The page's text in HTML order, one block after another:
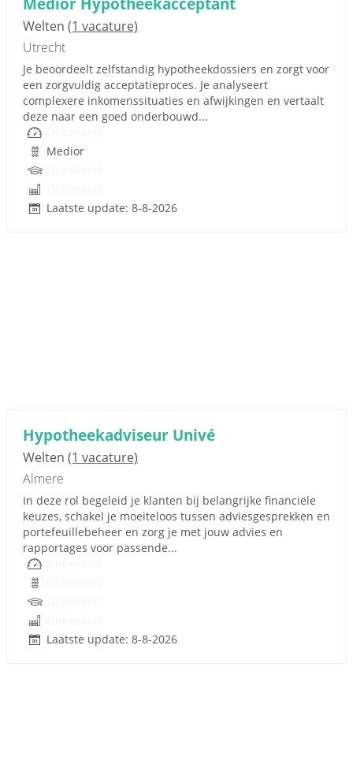
Welten (1 vacature)
Utrecht
Je beoordeelt zelfstandig hypotheekdossiers en zorgt voor
een zorgvuldig acceptatieproces. Je analyseert
complexere inkomenssituaties en afwijkingen en vertaalt
deze naar een goed onderbouwd...
Medior
Laatste update: 8-8-2026
Hypotheekadviseur Univé
Welten (1 vacature)
Almere
In deze rol begeleid je klanten bij belangrijke financiële
keuzes, schakel je moeiteloos tussen adviesgesprekken en
portefeuillebeheer en zorg je met jouw advies en
rapportages voor passende...
Laatste update: 8-8-2026